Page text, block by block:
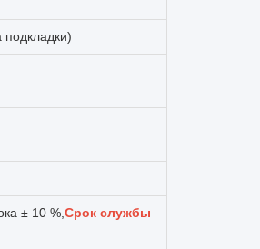
подкладки)
± 10 %, Срок службы